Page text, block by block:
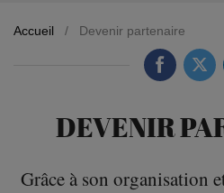
Accueil / Devenir partenaire
DEVENIR
Grâce à son organisation